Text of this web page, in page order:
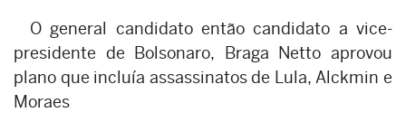
O general candidato então candidato a vice-
presidente de Bolsonaro, Braga Netto aprovou
plano que incluía assassinatos de Lula, Alckmin e
Moraes